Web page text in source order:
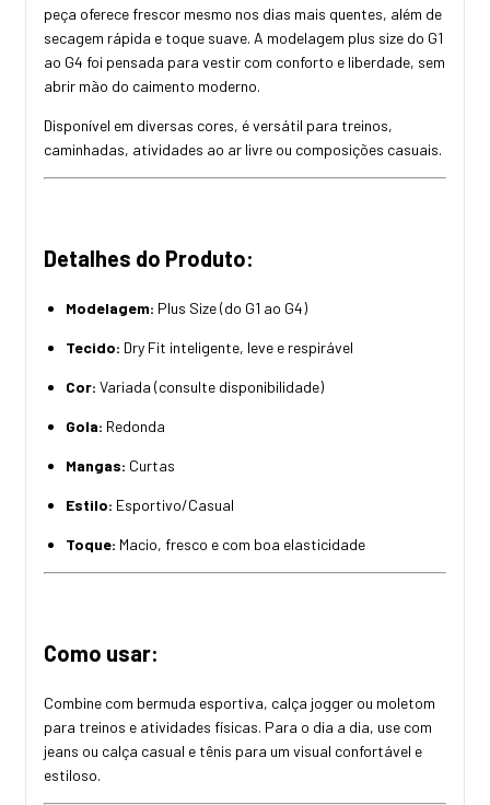
peça oferece frescor mesmo nos dias mais quentes, além de
secagem rápida e toque suave. A modelagem plus size do G1
ao G4 foi pensada para vestir com conforto e liberdade, sem
abrir mão do caimento moderno.
Disponível em diversas cores, é versátil para treinos,
caminhadas, atividades ao ar livre ou composições casuais.
Detalhes do Produto:
Modelagem: Plus Size (do G1 ao G4)
Tecido: Dry Fit inteligente, leve e respirável
Cor: Variada (consulte disponibilidade)
Gola: Redonda
Mangas: Curtas
Estilo: Esportivo/Casual
Toque: Macio, fresco e com boa elasticidade
Como usar:
Combine com bermuda esportiva, calça jogger ou moletom
para treinos e atividades físicas. Para o dia a dia, use com
jeans ou calça casual e tênis para um visual confortável e
estiloso.